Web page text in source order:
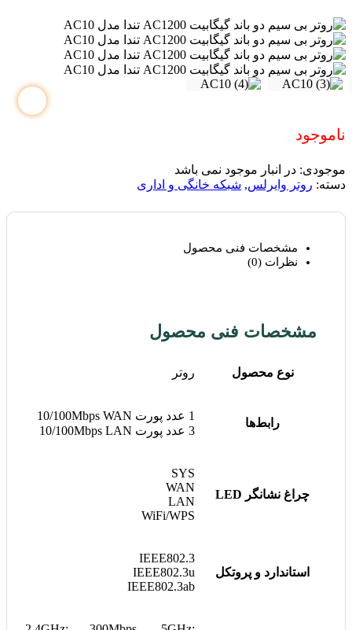
ناموجود
موجودی: در انبار موجود نمی باشد
دسته: روتر وایرلس, شبکه خانگی و اداری
مشخصات فنی محصول
نظرات (0)
مشخصات فنی محصول
نوع محصول روتر
رابط‌ها
1 عدد پورت 10/100Mbps WAN
3 عدد پورت 10/100Mbps LAN
چراغ نشانگر LED
SYS
WAN
LAN
WiFi/WPS
استاندارد و پروتکل
IEEE802.3
IEEE802.3u
IEEE802.3ab